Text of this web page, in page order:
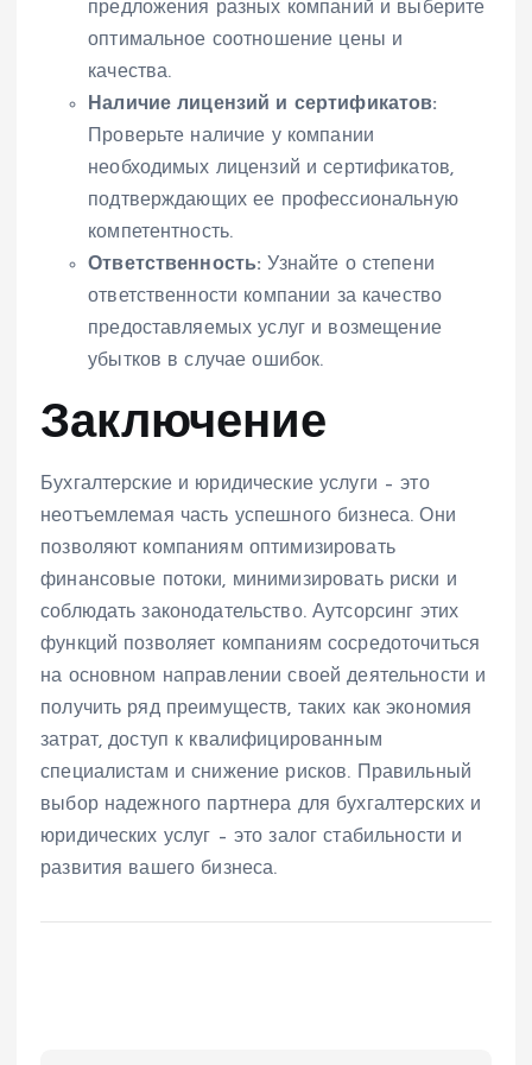
предложения разных компаний и выберите
оптимальное соотношение цены и
качества.
Наличие лицензий и сертификатов:
Проверьте наличие у компании
необходимых лицензий и сертификатов,
подтверждающих ее профессиональную
компетентность.
Ответственность: Узнайте о степени
ответственности компании за качество
предоставляемых услуг и возмещение
убытков в случае ошибок.
Заключение
Бухгалтерские и юридические услуги – это
неотъемлемая часть успешного бизнеса. Они
позволяют компаниям оптимизировать
финансовые потоки, минимизировать риски и
соблюдать законодательство. Аутсорсинг этих
функций позволяет компаниям сосредоточиться
на основном направлении своей деятельности и
получить ряд преимуществ, таких как экономия
затрат, доступ к квалифицированным
специалистам и снижение рисков. Правильный
выбор надежного партнера для бухгалтерских и
юридических услуг – это залог стабильности и
развития вашего бизнеса.